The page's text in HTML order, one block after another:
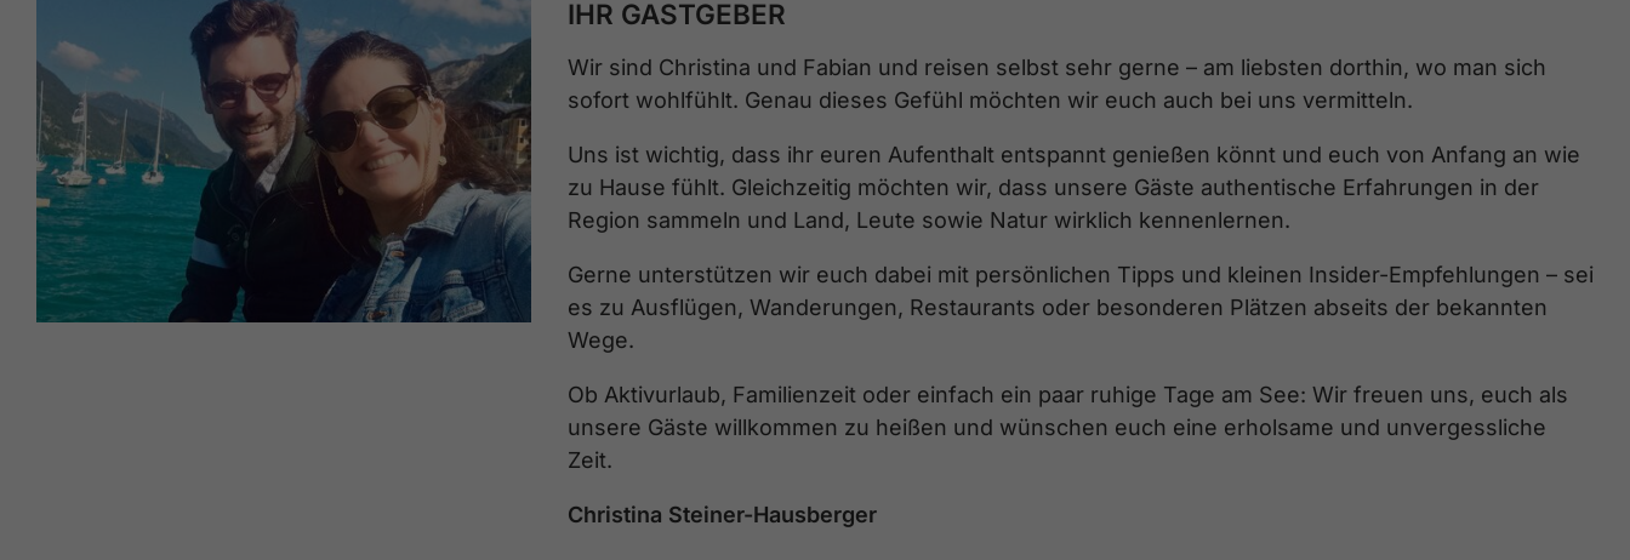
IHR GASTGEBER
Wir sind Christina und Fabian und reisen selbst sehr gerne – am liebsten dorthin, wo man sich
sofort wohlfühlt. Genau dieses Gefühl möchten wir euch auch bei uns vermitteln.
Uns ist wichtig, dass ihr euren Aufenthalt entspannt genießen könnt und euch von Anfang an wie
zu Hause fühlt. Gleichzeitig möchten wir, dass unsere Gäste authentische Erfahrungen in der
Region sammeln und Land, Leute sowie Natur wirklich kennenlernen.
Gerne unterstützen wir euch dabei mit persönlichen Tipps und kleinen Insider-Empfehlungen – sei
es zu Ausflügen, Wanderungen, Restaurants oder besonderen Plätzen abseits der bekannten
Wege.
Ob Aktivurlaub, Familienzeit oder einfach ein paar ruhige Tage am See: Wir freuen uns, euch als
unsere Gäste willkommen zu heißen und wünschen euch eine erholsame und unvergessliche
Zeit.
Christina Steiner-Hausberger